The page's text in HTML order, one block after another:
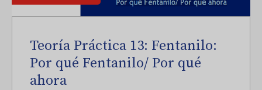
Teoría Práctica 13: Fentanilo:
Por qué Fentanilo/ Por qué
ahora